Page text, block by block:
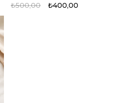
₺400,00
₺500,00